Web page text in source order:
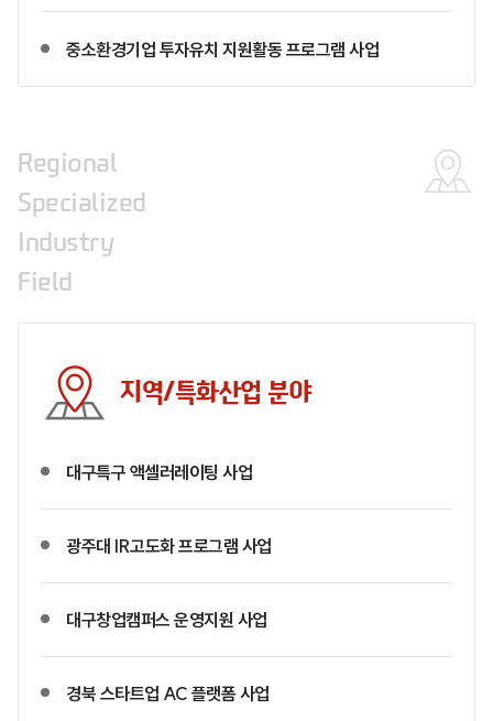
중소환경기업 투자유치 지원활동 프로그램 사업
Regional
Specialized
Industry
Field
지역/특화산업 분야
대구특구 액셀러레이팅 사업
광주대 IR고도화 프로그램 사업
대구창업캠퍼스 운영지원 사업
경북 스타트업 AC 플랫폼 사업